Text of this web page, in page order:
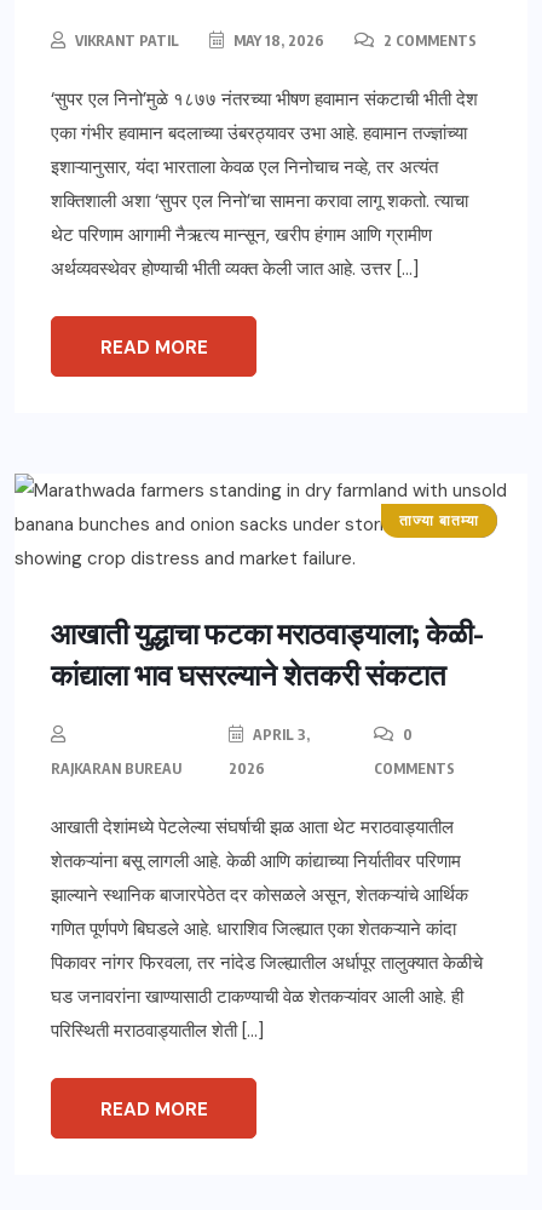
VIKRANT PATIL MAY 18, 2026 2 COMMENTS
‘सुपर एल निनो’मुळे १८७७ नंतरच्या भीषण हवामान संकटाची भीती देश
एका गंभीर हवामान बदलाच्या उंबरठ्यावर उभा आहे. हवामान तज्ज्ञांच्या
इशाऱ्यानुसार, यंदा भारताला केवळ एल निनोचाच नव्हे, तर अत्यंत
शक्तिशाली अशा ‘सुपर एल निनो’चा सामना करावा लागू शकतो. त्याचा
थेट परिणाम आगामी नैऋत्य मान्सून, खरीप हंगाम आणि ग्रामीण
अर्थव्यवस्थेवर होण्याची भीती व्यक्त केली जात आहे. उत्तर […]
READ MORE
महाराष्ट्र
ताज्या बातम्या
आखाती युद्धाचा फटका मराठवाड्याला; केळी-
कांद्याला भाव घसरल्याने शेतकरी संकटात
RAJKARAN BUREAU
APRIL 3,
2026
0
COMMENTS
आखाती देशांमध्ये पेटलेल्या संघर्षाची झळ आता थेट मराठवाड्यातील
शेतकऱ्यांना बसू लागली आहे. केळी आणि कांद्याच्या निर्यातीवर परिणाम
झाल्याने स्थानिक बाजारपेठेत दर कोसळले असून, शेतकऱ्यांचे आर्थिक
गणित पूर्णपणे बिघडले आहे. धाराशिव जिल्ह्यात एका शेतकऱ्याने कांदा
पिकावर नांगर फिरवला, तर नांदेड जिल्ह्यातील अर्धापूर तालुक्यात केळीचे
घड जनावरांना खाण्यासाठी टाकण्याची वेळ शेतकऱ्यांवर आली आहे. ही
परिस्थिती मराठवाड्यातील शेती […]
READ MORE